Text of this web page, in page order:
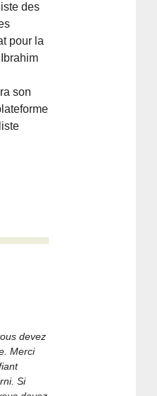
des
pour la
son
devez
Merci
Si